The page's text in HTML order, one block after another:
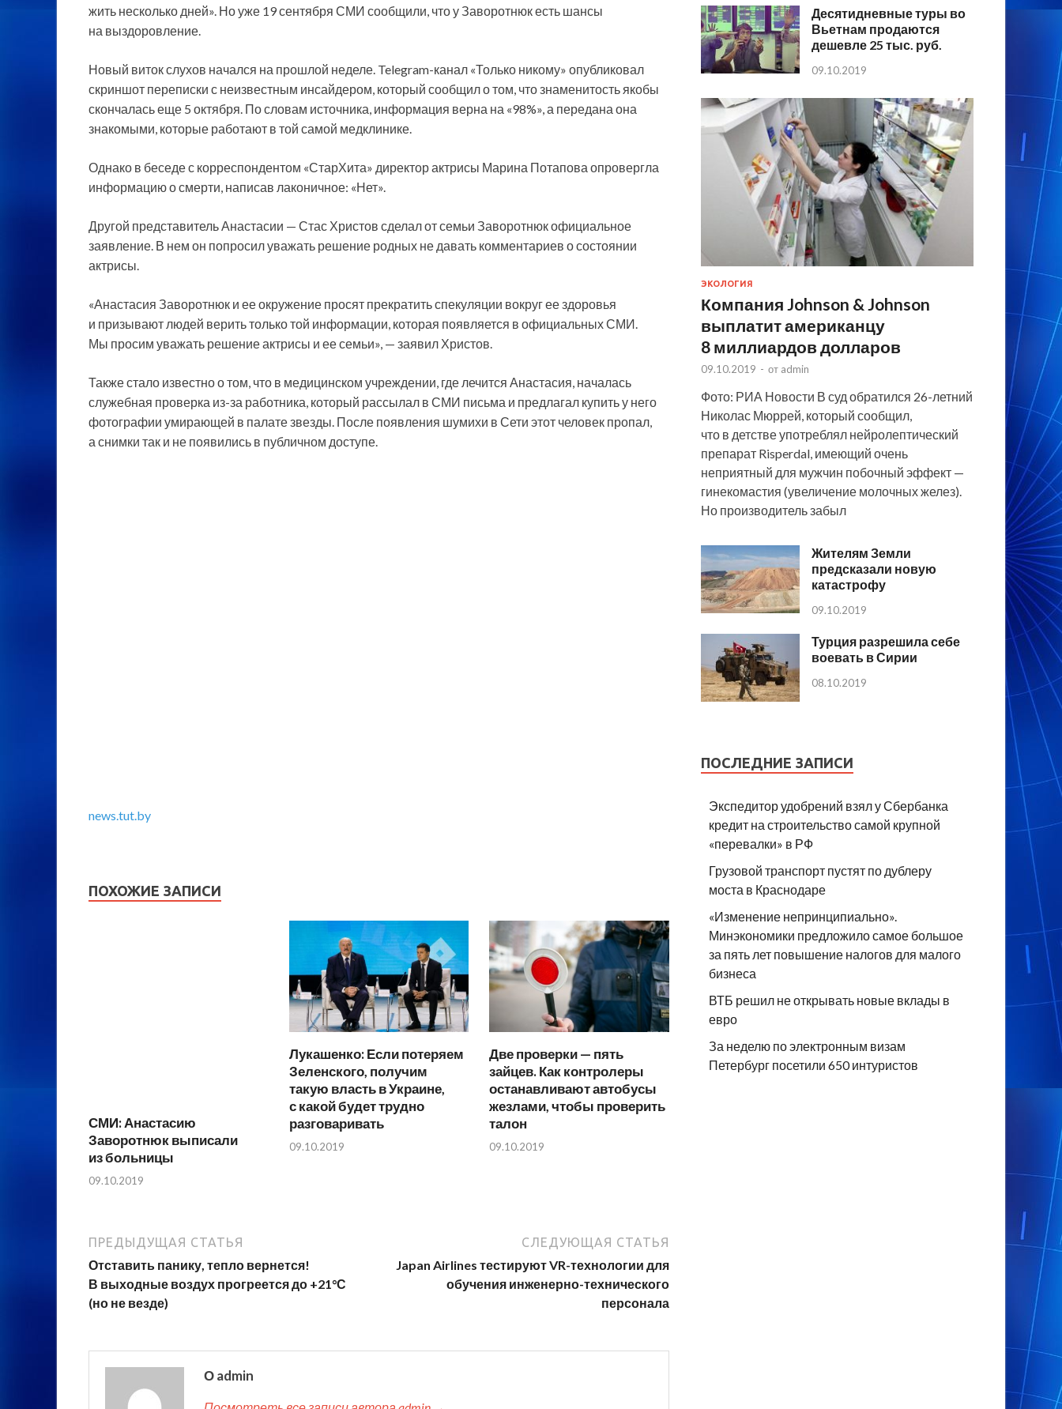
жить несколько дней». Но уже 19 сентября СМИ сообщили, что у Заворотнюк есть шансы
на выздоровление.
Новый виток слухов начался на прошлой неделе. Telegram-канал «Только никому» опубликовал
скриншот переписки с неизвестным инсайдером, который сообщил о том, что знаменитость якобы
скончалась еще 5 октября. По словам источника, информация верна на «98%», а передана она
знакомыми, которые работают в той самой медклинике.
Однако в беседе с корреспондентом «СтарХита» директор актрисы Марина Потапова опровергла
информацию о смерти, написав лаконичное: «Нет».
Другой представитель Анастасии — Стас Христов сделал от семьи Заворотнюк официальное
заявление. В нем он попросил уважать решение родных не давать комментариев о состоянии
актрисы.
«Анастасия Заворотнюк и ее окружение просят прекратить спекуляции вокруг ее здоровья
и призывают людей верить только той информации, которая появляется в официальных СМИ.
Мы просим уважать решение актрисы и ее семьи», — заявил Христов.
Также стало известно о том, что в медицинском учреждении, где лечится Анастасия, началась
служебная проверка из-за работника, который рассылал в СМИ письма и предлагал купить у него
фотографии умирающей в палате звезды. После появления шумихи в Сети этот человек пропал,
а снимки так и не появились в публичном доступе.
news.tut.by
ПОХОЖИЕ ЗАПИСИ
СМИ: Анастасию
Заворотнюк выписали
из больницы
09.10.2019
Лукашенко: Если потеряем
Зеленского, получим
такую власть в Украине,
с какой будет трудно
разговаривать
09.10.2019
Две проверки — пять
зайцев. Как контролеры
останавливают автобусы
жезлами, чтобы проверить
талон
09.10.2019
ПРЕДЫДУЩАЯ СТАТЬЯ
Отставить панику, тепло вернется!
В выходные воздух прогреется до +21°С
(но не везде)
СЛЕДУЮЩАЯ СТАТЬЯ
Japan Airlines тестируют VR-технологии для
обучения инженерно-технического
персонала
О admin
Десятидневные туры во
Вьетнам продаются
дешевле 25 тыс. руб.
09.10.2019
ЭКОЛОГИЯ
Компания Johnson & Johnson
выплатит американцу
8 миллиардов долларов
09.10.2019 - от admin
Фото: РИА Новости В суд обратился 26-летний
Николас Мюррей, который сообщил,
что в детстве употреблял нейролептический
препарат Risperdal, имеющий очень
неприятный для мужчин побочный эффект —
гинекомастия (увеличение молочных желез).
Но производитель забыл
Жителям Земли
предсказали новую
катастрофу
09.10.2019
Турция разрешила себе
воевать в Сирии
08.10.2019
ПОСЛЕДНИЕ ЗАПИСИ
Экспедитор удобрений взял у Сбербанка
кредит на строительство самой крупной
«перевалки» в РФ
Грузовой транспорт пустят по дублеру
моста в Краснодаре
«Изменение непринципиально».
Минэкономики предложило самое большое
за пять лет повышение налогов для малого
бизнеса
ВТБ решил не открывать новые вклады в
евро
За неделю по электронным визам
Петербург посетили 650 интуристов